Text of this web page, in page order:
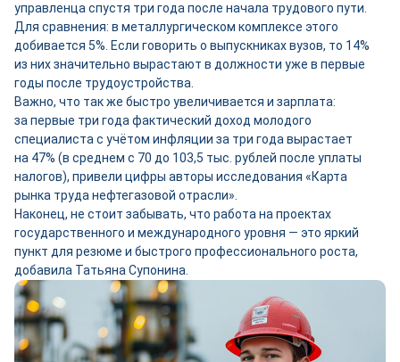
управленца спустя три года после начала трудового пути.
Для сравнения: в металлургическом комплексе этого
добивается 5%. Если говорить о выпускниках вузов, то 14%
из них значительно вырастают в должности уже в первые
годы после трудоустройства.
Важно, что так же быстро увеличивается и зарплата:
за первые три года фактический доход молодого
специалиста с учётом инфляции за три года вырастает
на 47% (в среднем с 70 до 103,5 тыс. руб­лей после уплаты
налогов), привели цифры авторы исследования «Карта
рынка труда нефтегазовой отрасли».
Наконец, не стоит забывать, что работа на проектах
государственного и международного уровня — это яркий
пункт для резюме и быстрого профессионального роста,
добавила Татьяна Супонина.